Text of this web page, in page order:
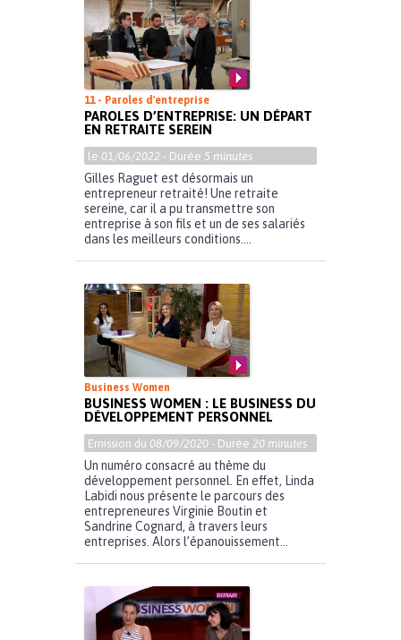
11 - Paroles d'entreprise
PAROLES D’ENTREPRISE: UN DÉPART
EN RETRAITE SEREIN
le 01/06/2022 - Durée 5 minutes
Gilles Raguet est désormais un
entrepreneur retraité! Une retraite
sereine, car il a pu transmettre son
entreprise à son fils et un de ses salariés
dans les meilleurs conditions....
Business Women
BUSINESS WOMEN : LE BUSINESS DU
DÉVELOPPEMENT PERSONNEL
Emission du 08/09/2020 - Durée 20 minutes
Un numéro consacré au thème du
développement personnel. En effet, Linda
Labidi nous présente le parcours des
entrepreneures Virginie Boutin et
Sandrine Cognard, à travers leurs
entreprises. Alors l’épanouissement...